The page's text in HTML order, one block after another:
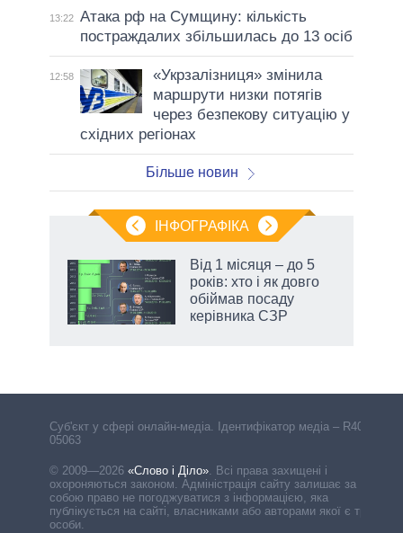
13:22 Атака рф на Сумщину: кількість
постраждалих збільшилась до 13 осіб
12:58
«Укрзалізниця» змінила
маршрути низки потягів
через безпекову ситуацію у
східних регіонах
Більше новин
ІНФОГРАФІКА
Від 1 місяця – до 5
років: хто і як довго
обіймав посаду
керівника СЗР
Cуб'єкт у сфері онлайн-медіа. Ідентифікатор медіа – R40-
05063
© 2009—2026 «Слово і Діло». Всі права захищені і
охороняються законом. Адміністрація сайту залишає за
собою право не погоджуватися з інформацією, яка
публікується на сайті, власниками або авторами якої є треті
особи.